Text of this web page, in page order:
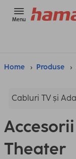
Menu
Home Produse
Cabluri TV și
Theater